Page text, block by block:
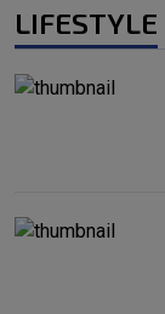
LIFESTYLE